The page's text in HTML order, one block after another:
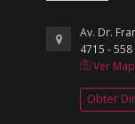
Av. Dr.
4715 -
Ver
Obter